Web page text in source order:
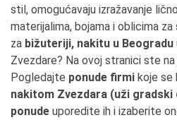
stil, omogućavaju izražavanje
materijalima, bojama i oblicima
za bižuteriji, nakitu u Beogradu
Zvezdare? Na ovoj stranici ste
Pogledajte ponude firmi koje se
nakitom Zvezdara (uži gradski
ponude uporedite ih i izaberite